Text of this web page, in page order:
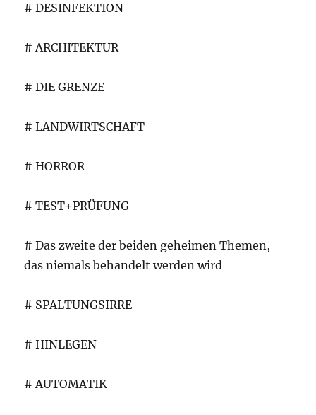
# DESINFEKTION
# ARCHITEKTUR
# DIE GRENZE
# LANDWIRTSCHAFT
# HORROR
# TEST+PRÜFUNG
# Das zweite der beiden geheimen Themen,
das niemals behandelt werden wird
# SPALTUNGSIRRE
# HINLEGEN
# AUTOMATIK